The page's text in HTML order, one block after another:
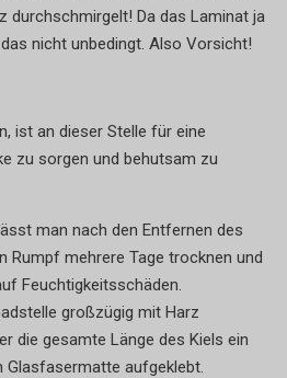
durchschmirgelt! Da das Laminat ja
nicht unbedingt. Also Vorsicht!
ist an dieser Stelle für eine
zu sorgen und behutsam zu
man nach den Entfernen des
Rumpf mehrere Tage trocknen und
Feuchtigkeitsschäden.
großzügig mit Harz
die gesamte Länge des Kiels ein
Glasfasermatte aufgeklebt.